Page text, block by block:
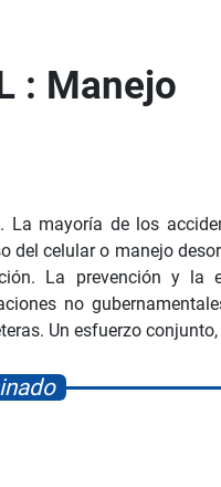
: Manejo
La mayoría de los
del celular o manejo
La prevención y
no
Un esfuerzo